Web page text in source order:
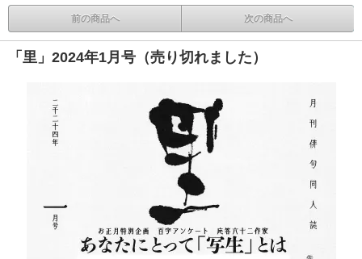
前の商品へ 次の商品へ
「里」2024年1月号（売り切れました）